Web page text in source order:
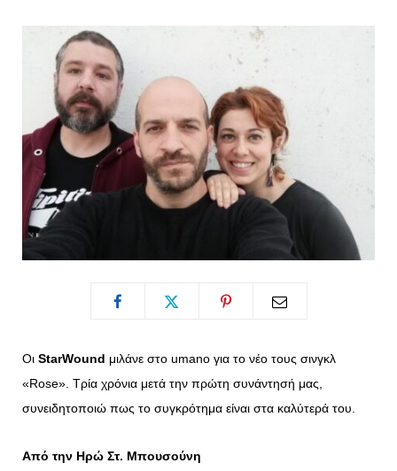
o
k
Οι StarWound μιλάνε στο umano για το νέο τους σινγκλ
«Rose». Τρία χρόνια μετά την πρώτη συνάντησή μας,
συνειδητοποιώ πως το συγκρότημα είναι στα καλύτερά του.
Από την Ηρώ Στ. Μπουσούνη